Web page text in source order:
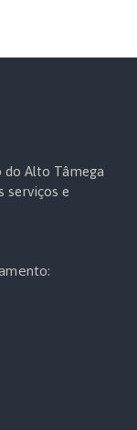
do Alto Tâmega
serviços e